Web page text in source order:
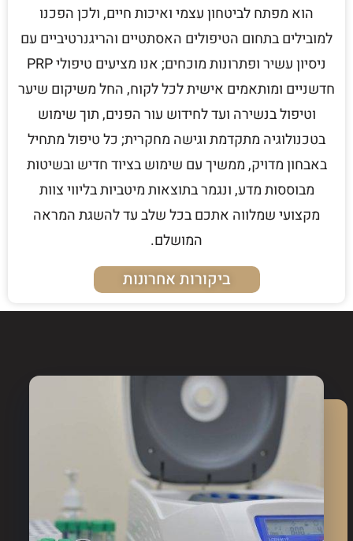
הוא מפתח לביטחון עצמי ואיכות חיים, ולכן הפכנו
למובילים בתחום הטיפולים האסתטיים והריגנרטיביים עם
ניסיון עשיר ופתרונות מוכחים; אנו מציעים טיפולי PRP
חדשניים ומותאמים אישית לכל לקוח, החל משיקום שיער
וטיפול בנשירה ועד לחידוש עור הפנים, תוך שימוש
בטכנולוגיה מתקדמת וגישה מחקרית; כל טיפול מתחיל
באבחון מדויק, ממשיך עם שימוש בציוד חדיש ובשיטות
מבוססות מדע, ונגמר בתוצאות מיטביות בליווי צוות
מקצועי שמלווה אתכם בכל שלב עד להשגת המראה
המושלם.
ביקורות אחרונות